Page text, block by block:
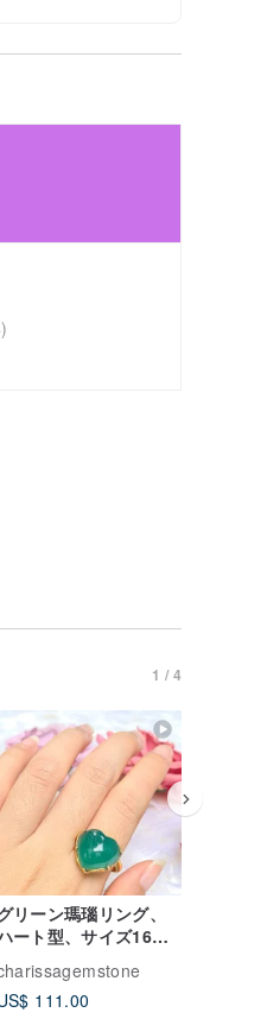
1 / 4
リーン瑪瑙リング、
ート型、サイズ16
mm、シルバー、ゴール
メッキケース
111.00